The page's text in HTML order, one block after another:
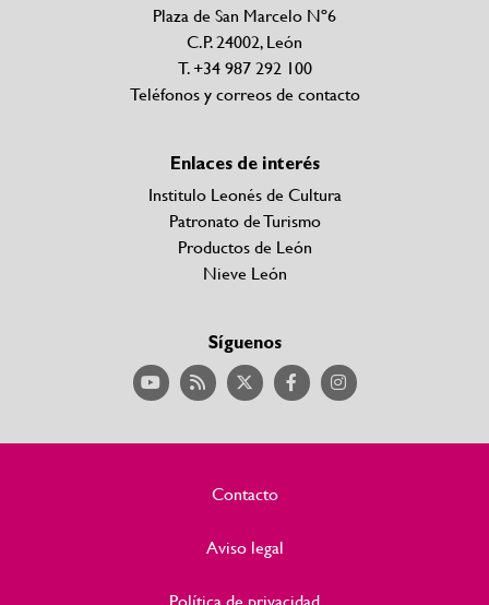
Plaza de San Marcelo Nº6
C.P. 24002, León
T. +34 987 292 100
Teléfonos y correos de contacto
Enlaces de interés
Institulo Leonés de Cultura
Patronato de Turismo
Productos de León
Nieve León
Síguenos
Contacto
Aviso legal